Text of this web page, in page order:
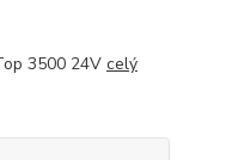
3500 24V celý